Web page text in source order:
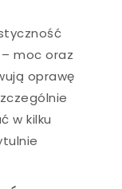
moc oraz
oprawę
w kilku